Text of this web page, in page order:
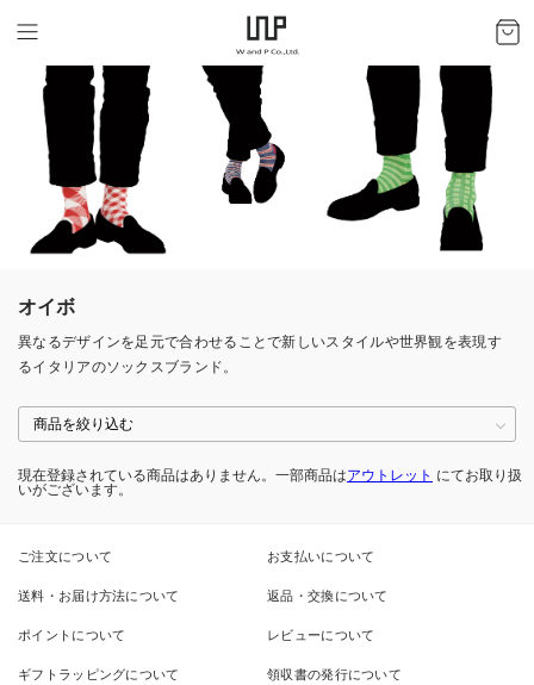
オイボ
異なるデザインを足元で合わせることで新しいスタイルや世界観を表現す
るイタリアのソックスブランド。
現在登録されている商品はありません。一部商品はアウトレット にてお取り扱
いがございます。
ご注文について お支払いについて
送料・お届け方法について 返品・交換について
ポイントについて レビューについて
ギフトラッピングについて 領収書の発行について